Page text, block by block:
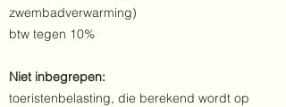
zwembadverwarming)
btw tegen 10%
Niet inbegrepen:
toeristenbelasting, die berekend wordt op